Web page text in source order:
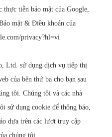
tiễn bảo mật của Google,
mật & Điều khoản của
privacy?hl=vi
Ltd. sử dụng dịch vụ tiếp thị
của bên thứ ba cho bạn sau
tôi. Chúng tôi và các nhà
sử dụng cookie để thông báo,
dựa trên các lượt truy cập
chúng tôi.